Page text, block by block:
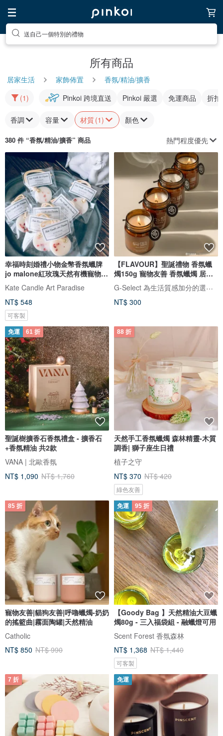
送自己一個特別的禮物
所有商品
居家生活 家飾佈置
香氛/精油/擴香
(1)
Pinkoi 跨境直送 Pinkoi 嚴選 免運商品 折扣
香調 容量 材質(1) 顏色
380 件 “香氛/精油/擴香” 商品 熱門程度優先
幸福時刻婚禮小物金幣香氛蠟牌
jo malone紅玫瑰天然有機寵物友
善
Kate Candle Art Paradise
NT$ 548
可客製
【FLAVOUR】聖誕禮物 香氛蠟
燭150g 寵物友善 香氛蠟燭 居家
香氛
G-Select 為生活質感加分的選品店
NT$ 300
免運 61 折
聖誕樹擴香石香氛禮盒 - 擴香石
+香氛精油 共2款
VANA | 北歐香氛
NT$ 1,090 NT$ 1,760
88 折
天然手工香氛蠟燭 森林精靈-木質
調香| 獅子座生日禮
植子之守
NT$ 370 NT$ 420
綠色友善
85 折
寵物友善|貓狗友善|呼嚕蠟燭-奶奶
的搖籃曲|霧面陶罐|天然精油
Catholic
NT$ 850 NT$ 990
免運 95 折
【Goody Bag 】天然精油大豆蠟
燭80g - 三入福袋組 - 融蠟燈可用
Scent Forest 香氛森林
NT$ 1,368 NT$ 1,440
可客製
7 折 免運